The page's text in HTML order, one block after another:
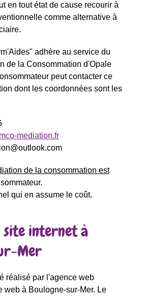
en tout état de cause recourir à
comme alternative à
adhère au service du
de la Consommation d'Opale
peut contacter ce
dont les coordonnées sont les
mediation.fr
de la consommation est
qui en assume le coût.
site internet à
Mer
réalisé par l'agence web
web à Boulogne-sur-Mer. Le